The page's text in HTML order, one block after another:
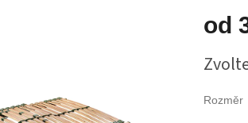
od
cena:
Rozměr